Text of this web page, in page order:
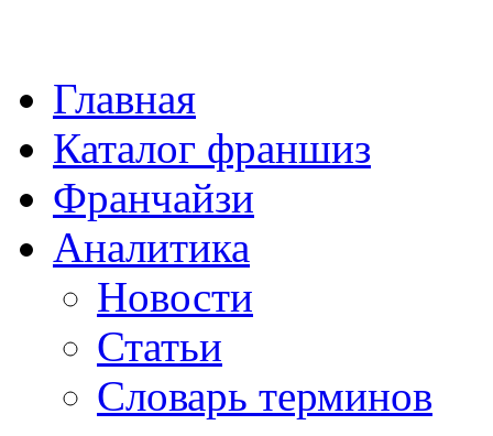
Главная
Каталог франшиз
Франчайзи
Аналитика
Новости
Статьи
Словарь терминов